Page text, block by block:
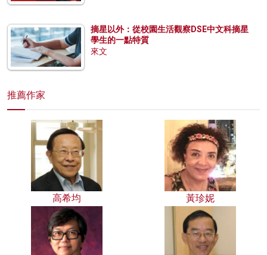
摘星以外：從校園生活觀察DSE中文科摘星
學生的一點特質
來文
推薦作家
高希均 黃珍妮